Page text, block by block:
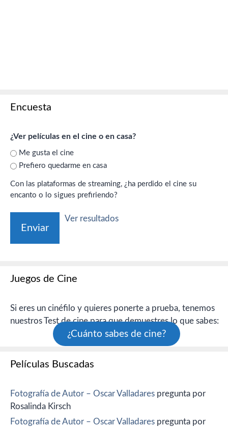
Encuesta
¿Ver películas en el cine o en casa?
Me gusta el cine
Prefiero quedarme en casa
Con las plataformas de streaming, ¿ha perdido el cine su
encanto o lo sigues prefiriendo?
Ver resultados
Juegos de Cine
Si eres un cinéfilo y quieres ponerte a prueba, tenemos
nuestros Test de cine para que demuestres lo que sabes:
¿Cuánto sabes de cine?
Películas Buscadas
Fotografía de Autor – Oscar Valladares pregunta por
Rosalinda Kirsch
Fotografía de Autor – Oscar Valladares pregunta por